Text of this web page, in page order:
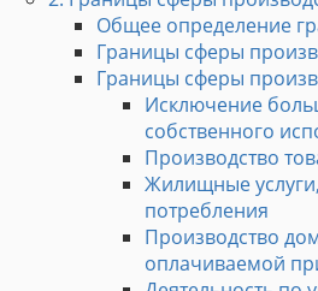
Общее определение
Границы сферы
Границы сферы
Исключение
собственного
Производство
Жилищные
потребления
Производство
оплачиваемой